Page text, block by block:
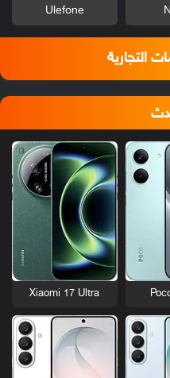
Ulefone
التجارية
Xiaomi 17 Ultra